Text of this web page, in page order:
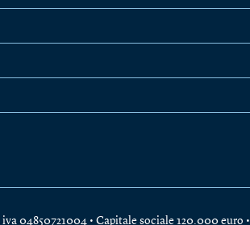
04850721004 • Capitale sociale 120.000 euro •